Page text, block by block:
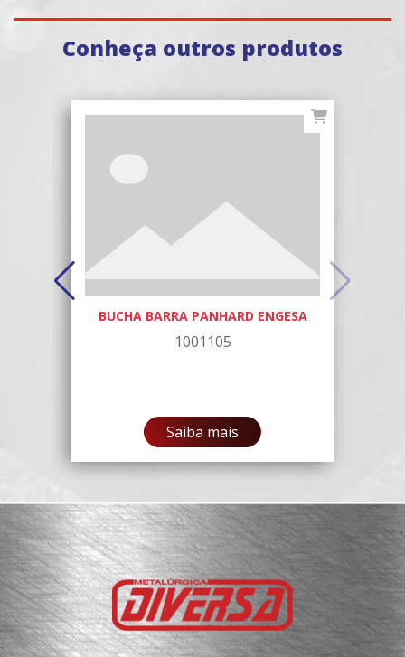
Conheça outros produtos
BUCHA BARRA PANHARD ENGESA
1001105
Saiba mais